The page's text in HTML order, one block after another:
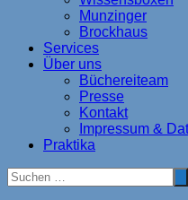
Munzinger
Brockhaus
Services
Über uns
Büchereiteam
Presse
Kontakt
Impressum &
Praktika